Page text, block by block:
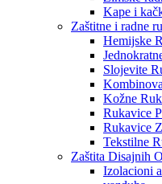
Kape i
Zaštitne i radne
Hemijske
Slojevite
Kožne
Rukavice
Rukavice
Tekstilne
Zaštita Disajnih
Izolacioni